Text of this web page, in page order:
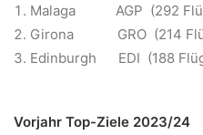
Malaga AGP (292
Girona GRO (214
Edinburgh EDI (188
Vorjahr Top-Ziele 2023/24